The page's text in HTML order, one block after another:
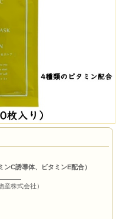
ンC誘導体、ビタミンE配合）
産株式会社）